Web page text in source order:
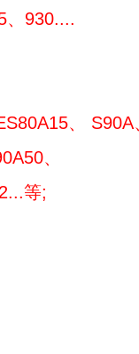
、930....
、
、
等;